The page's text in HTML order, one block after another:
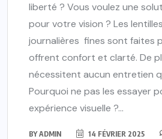
liberté ? Vous voulez une
pour votre vision ? Les lentilles
journalières fines sont faites
offrent confort et clarté. De
nécessitent aucun entretien
Pourquoi ne pas les essayer
expérience visuelle ?...
BYADMIN 14 FÉVRIER 2025